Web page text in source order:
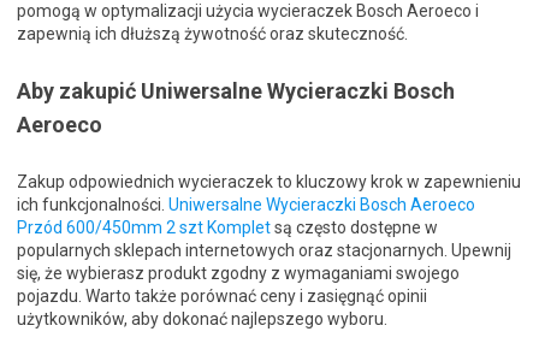
pomogą w optymalizacji użycia wycieraczek Bosch Aeroeco i
zapewnią ich dłuższą żywotność oraz skuteczność.
Aby zakupić Uniwersalne Wycieraczki Bosch
Aeroeco
Zakup odpowiednich wycieraczek to kluczowy krok w zapewnieniu
ich funkcjonalności. Uniwersalne Wycieraczki Bosch Aeroeco
Przód 600/450mm 2 szt Kompletsą często dostępne w
popularnych sklepach internetowych oraz stacjonarnych. Upewnij
się, że wybierasz produkt zgodny z wymaganiami swojego
pojazdu. Warto także porównać ceny i zasięgnąć opinii
użytkowników, aby dokonać najlepszego wyboru.